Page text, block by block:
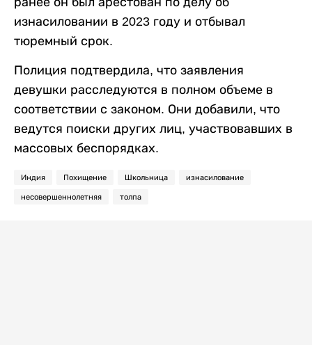
изнасиловании в 2023 году и отбывал
тюремный срок.
Полиция подтвердила, что заявления
девушки расследуются в полном объеме в
соответствии с законом. Они добавили, что
ведутся поиски других лиц, участвовавших в
массовых беспорядках.
Индия Похищение Школьница изнасилование
несовершеннолетняя толпа